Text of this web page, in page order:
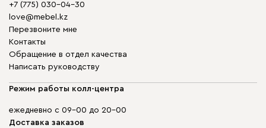
+7 (775) 030-04-30
love@mebel.kz
Перезвоните мне
Контакты
Обращение в отдел качества
Написать руководству
Режим работы колл-центра
ежедневно с 09-00 до 20-00
Доставка заказов